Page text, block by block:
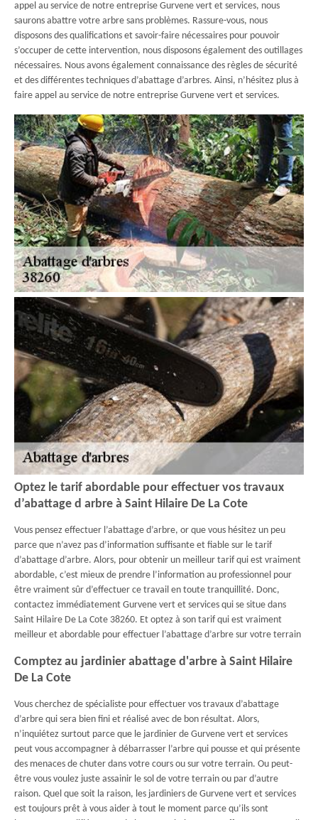
appel au service de notre entreprise Gurvene vert et services, nous
saurons abattre votre arbre sans problèmes. Rassure-vous, nous
disposons des qualifications et savoir-faire nécessaires pour pouvoir
s’occuper de cette intervention, nous disposons également des outillages
nécessaires. Nous avons également connaissance des règles de sécurité
et des différentes techniques d’abattage d’arbres. Ainsi, n’hésitez plus à
faire appel au service de notre entreprise Gurvene vert et services.
Optez le tarif abordable pour effectuer vos travaux
d’abattage d arbre à Saint Hilaire De La Cote
Vous pensez effectuer l’abattage d’arbre, or que vous hésitez un peu
parce que n’avez pas d’information suffisante et fiable sur le tarif
d’abattage d’arbre. Alors, pour obtenir un meilleur tarif qui est vraiment
abordable, c’est mieux de prendre l’information au professionnel pour
être vraiment sûr d’effectuer ce travail en toute tranquillité. Donc,
contactez immédiatement Gurvene vert et services qui se situe dans
Saint Hilaire De La Cote 38260. Et optez à son tarif qui est vraiment
meilleur et abordable pour effectuer l’abattage d’arbre sur votre terrain
Comptez au jardinier abattage d'arbre à Saint Hilaire
De La Cote
Vous cherchez de spécialiste pour effectuer vos travaux d’abattage
d’arbre qui sera bien fini et réalisé avec de bon résultat. Alors,
n’inquiétez surtout parce que le jardinier de Gurvene vert et services
peut vous accompagner à débarrasser l’arbre qui pousse et qui présente
des menaces de chuter dans votre cours ou sur votre terrain. Ou peut-
être vous voulez juste assainir le sol de votre terrain ou par d’autre
raison. Quel que soit la raison, les jardiniers de Gurvene vert et services
est toujours prêt à vous aider à tout le moment parce qu’ils sont